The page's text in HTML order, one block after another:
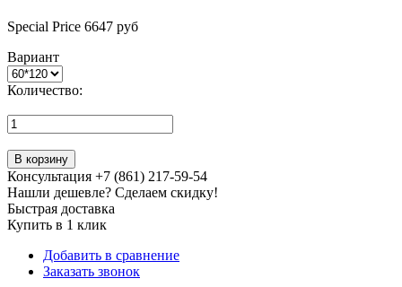
Special Price 6647 руб
Вариант
Количество:
В корзину
Консультация +7 (861) 217-59-54
Нашли дешевле? Сделаем скидку!
Быстрая доставка
Купить в 1 клик
Добавить в сравнение
Заказать звонок